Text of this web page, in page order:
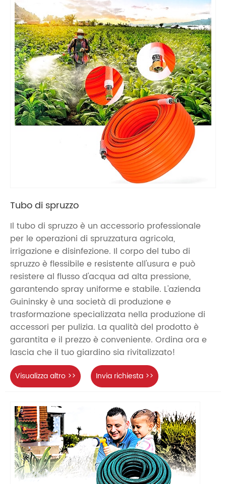
Tubo di spruzzo
Il tubo di spruzzo è un accessorio professionale
per le operazioni di spruzzatura agricola,
irrigazione e disinfezione. Il corpo del tubo di
spruzzo è flessibile e resistente all'usura e può
resistere al flusso d'acqua ad alta pressione,
garantendo spray uniforme e stabile. L'azienda
Guininsky è una società di produzione e
trasformazione specializzata nella produzione di
accessori per pulizia. La qualità del prodotto è
garantita e il prezzo è conveniente. Ordina ora e
lascia che il tuo giardino sia rivitalizzato!
Visualizza altro >> Invia richiesta >>